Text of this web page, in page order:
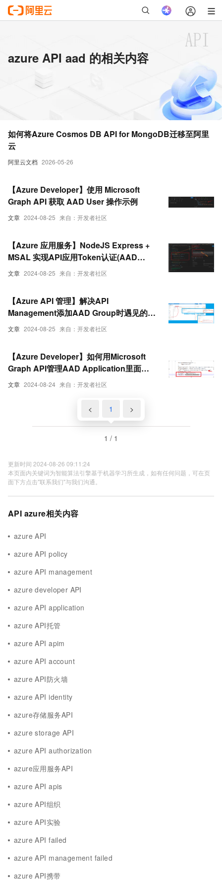
azure API aad 的相关内容
阿里云文档 2026-05-26
如何将Azure Cosmos DB API for MongoDB迁移至阿里
云
文章 2024-08-25 来自：开发者社区
【Azure Developer】使用 Microsoft
Graph API 获取 AAD User 操作示例
文章 2024-08-25 来自：开发者社区
【Azure 应用服务】NodeJS Express +
MSAL 实现API应用Token认证(AAD
OAuth2 idToken)的认证实验 --
文章 2024-08-25 来自：开发者社区
【Azure API 管理】解决API
Management添加AAD Group时遇见的
Failed to query Azure Active Directory
文章 2024-08-24 来自：开发者社区
【Azure Developer】如何用Microsoft
Graph API管理AAD Application里面的
Permissions
< 1 >
1 / 1
更新时间 2024-08-26 09:11:24
本页面内关键词为智能算法引擎基于机器学习所生成，如有任何问题，可在页
面下方点击"联系我们"与我们沟通。
API azure相关内容
azure API
azure API policy
azure API management
azure developer API
azure API application
azure API托管
azure API apim
azure API account
azure API防火墙
azure API identity
azure存储服务API
azure storage API
azure API authorization
azure应用服务API
azure API apis
azure API组织
azure API实验
azure API failed
azure API management failed
azure API携带